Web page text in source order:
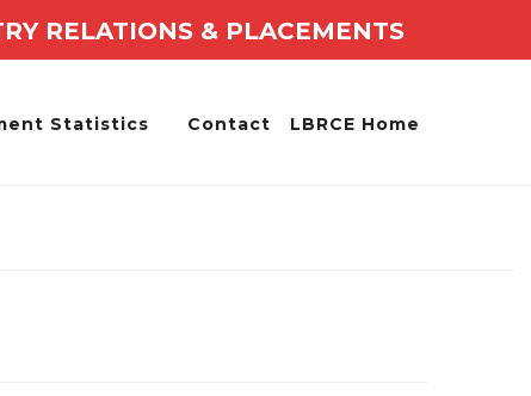
RELATIONS & PLACEMENTS
Statistics Contact LBRCE Home